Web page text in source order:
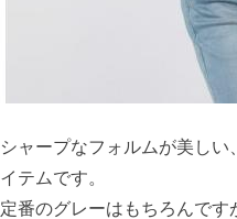
シャープなフォルムが美し
イテムです。
定番のグレーはもちろんで